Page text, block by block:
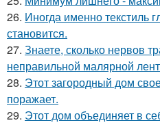
26. Иногда именно текстиль
становится.
27. Знаете, сколько нервов
неправильной малярной
28. Этот загородный дом
поражает.
29. Этот дом объединяет в